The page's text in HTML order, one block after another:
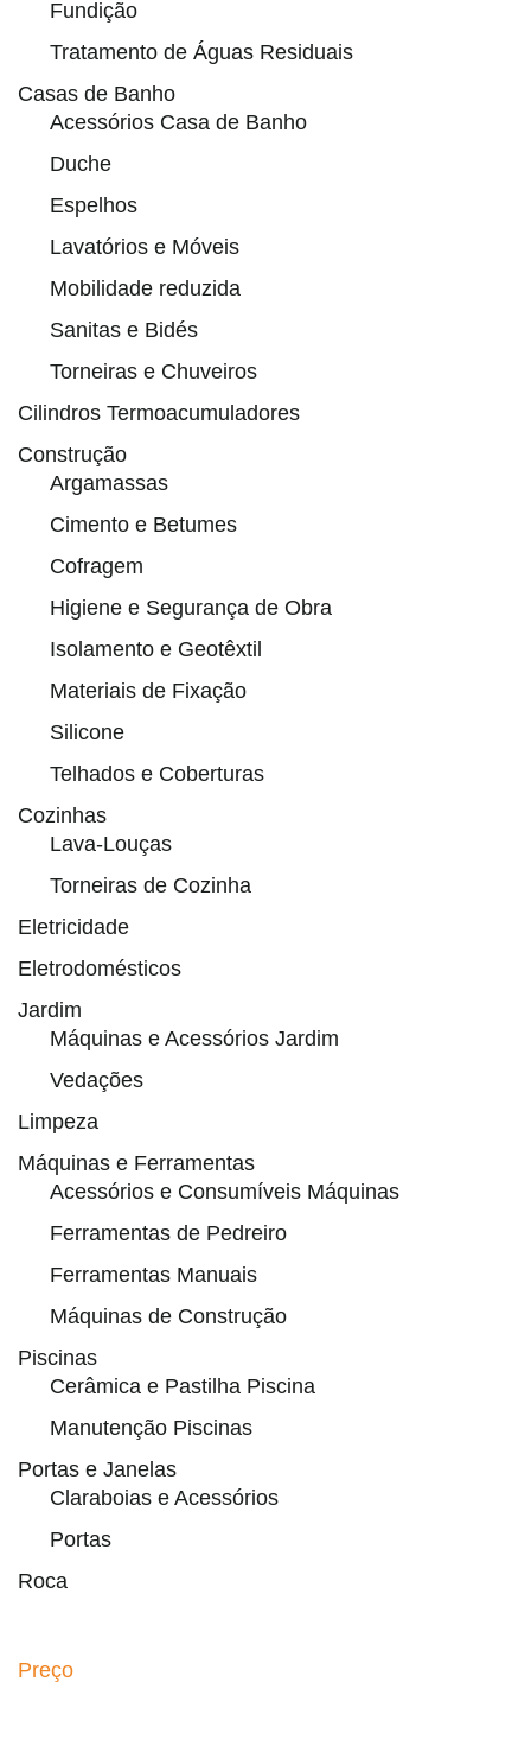
Fundição
Tratamento de Águas Residuais
Casas de Banho
Acessórios Casa de Banho
Duche
Espelhos
Lavatórios e Móveis
Mobilidade reduzida
Sanitas e Bidés
Torneiras e Chuveiros
Cilindros Termoacumuladores
Construção
Argamassas
Cimento e Betumes
Cofragem
Higiene e Segurança de Obra
Isolamento e Geotêxtil
Materiais de Fixação
Silicone
Telhados e Coberturas
Cozinhas
Lava-Louças
Torneiras de Cozinha
Eletricidade
Eletrodomésticos
Jardim
Máquinas e Acessórios Jardim
Vedações
Limpeza
Máquinas e Ferramentas
Acessórios e Consumíveis Máquinas
Ferramentas de Pedreiro
Ferramentas Manuais
Máquinas de Construção
Piscinas
Cerâmica e Pastilha Piscina
Manutenção Piscinas
Portas e Janelas
Claraboias e Acessórios
Portas
Roca
Preço